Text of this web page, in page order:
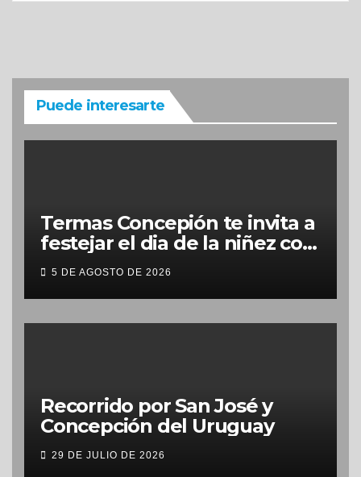
Puede interesarte
Termas Concepión te invita a
festejar el dia de la niñez con
grandes beneficios
5 DE AGOSTO DE 2026
Recorrido por San José y
Concepción del Uruguay
29 DE JULIO DE 2026